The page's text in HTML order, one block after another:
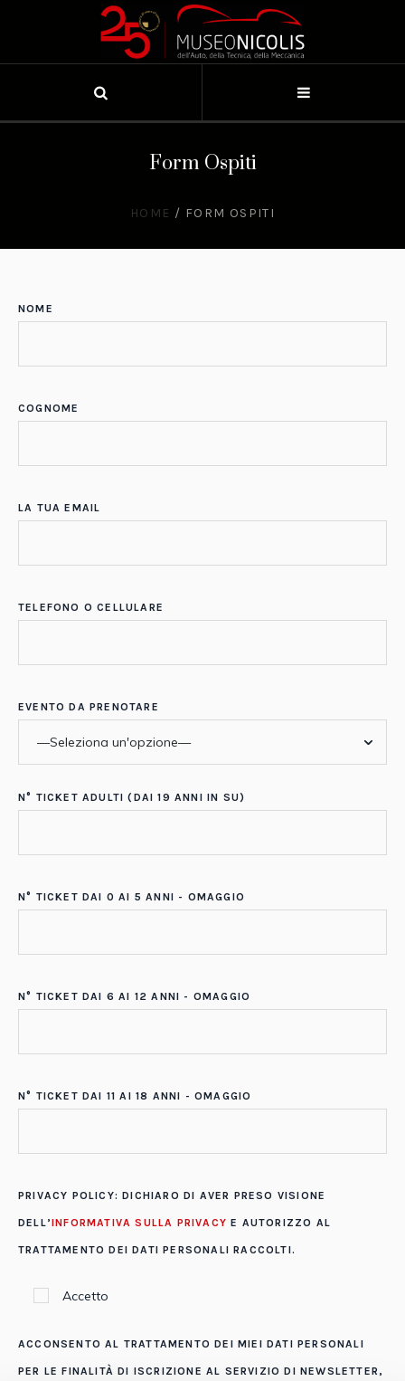
Form Ospiti
HOME / FORM OSPITI
NOME
COGNOME
LA TUA EMAIL
TELEFONO O CELLULARE
EVENTO DA PRENOTARE
N° TICKET ADULTI (DAI 19 ANNI IN SU)
N° TICKET DAI 0 AI 5 ANNI - OMAGGIO
N° TICKET DAI 6 AI 12 ANNI - OMAGGIO
N° TICKET DAI 11 AI 18 ANNI - OMAGGIO
PRIVACY POLICY: DICHIARO DI AVER PRESO VISIONE
DELL’INFORMATIVA SULLA PRIVACY E AUTORIZZO AL
TRATTAMENTO DEI DATI PERSONALI RACCOLTI.
Accetto
ACCONSENTO AL TRATTAMENTO DEI MIEI DATI PERSONALI
PER LE FINALITÀ DI ISCRIZIONE AL SERVIZIO DI NEWSLETTER,